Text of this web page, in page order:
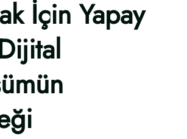
İçin Yapay